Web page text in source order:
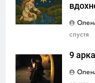
спустя
9